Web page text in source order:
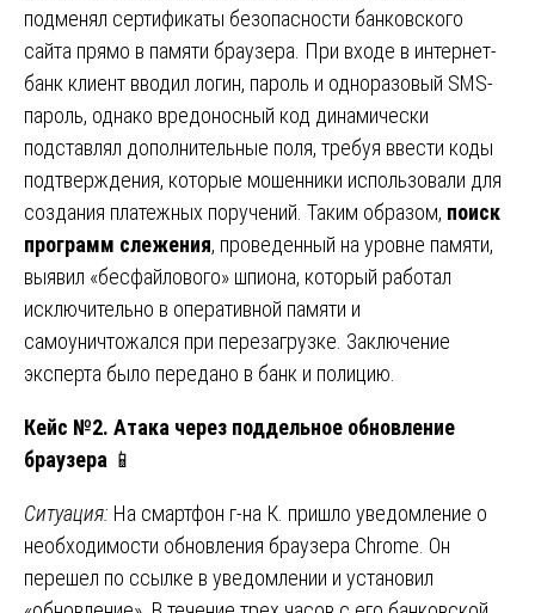
подменял сертификаты безопасности банковского
сайта прямо в памяти браузера. При входе в интернет-
банк клиент вводил логин, пароль и одноразовый SMS-
пароль, однако вредоносный код динамически
подставлял дополнительные поля, требуя ввести коды
подтверждения, которые мошенники использовали для
создания платежных поручений. Таким образом, поиск
программ слежения, проведенный на уровне памяти,
выявил «бесфайлового» шпиона, который работал
исключительно в оперативной памяти и
самоуничтожался при перезагрузке. Заключение
эксперта было передано в банк и полицию.
Кейс №2. Атака через поддельное обновление
браузера 📱
Ситуация: На смартфон г-на К. пришло уведомление о
необходимости обновления браузера Chrome. Он
перешел по ссылке в уведомлении и установил